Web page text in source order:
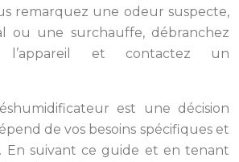
remarquez une odeur suspecte,
ou une surchauffe, débranchez
l’appareil et contactez un
est une décision
de vos besoins spécifiques et
En suivant ce guide et en tenant